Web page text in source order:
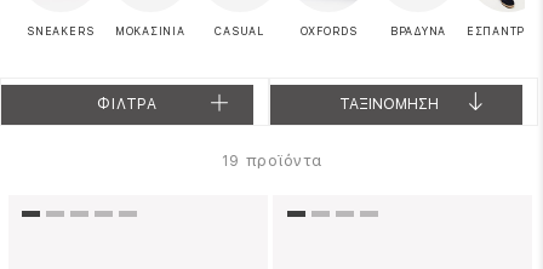
SNEAKERS ΜΟΚΑΣΙΝΙΑ CASUAL OXFORDS ΒΡΑΔΥΝΑ
ΦΙΛΤΡΑ ΤΑΞΙΝΟΜΗΣΗ
19 προϊόντα